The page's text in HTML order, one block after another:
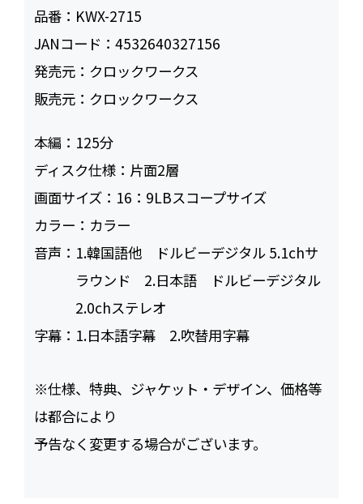
品番： KWX-2715
JANコード：4532640327156
発売元： クロックワークス
販売元： クロックワークス
本編： 125
ディスク仕様： 片面2層
画面サイズ： 16：9LBスコープサイズ
カラー： カラー
音声： 1.韓国語他 ドルビーデジタル 5.1chサ
ラウンド 2.日本語 ドルビーデジタル
2.0chステレオ
字幕： 1.日本語字幕 2.吹替用字幕
※仕様、特典、ジャケット・デザイン、価格等
は都合により
予告なく変更する場合がございます。